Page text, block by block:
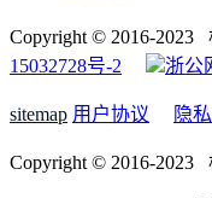
Copyright © 2016-
15032728号-2
浙公
sitemap 用户协议 隐
Copyright © 2016-2023